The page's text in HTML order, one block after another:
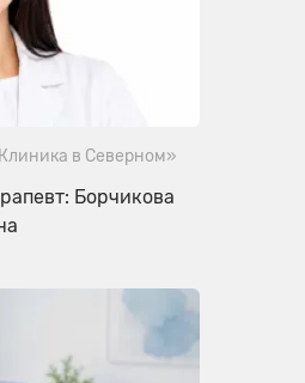
в Северном»
Борчикова